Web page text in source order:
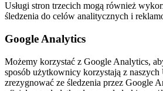
Usługi stron trzecich mogą również
śledzenia do celów analitycznych i
Google Analytics
Możemy korzystać z Google Analytics,
sposób użytkownicy korzystają z naszych
zrezygnować ze śledzenia przez Google